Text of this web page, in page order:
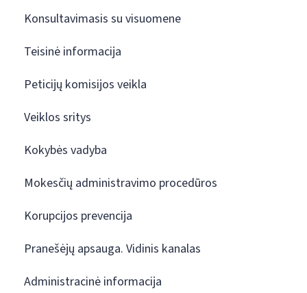
Konsultavimasis su visuomene
Teisinė informacija
Peticijų komisijos veikla
Veiklos sritys
Kokybės vadyba
Mokesčių administravimo procedūros
Korupcijos prevencija
Pranešėjų apsauga. Vidinis kanalas
Administracinė informacija